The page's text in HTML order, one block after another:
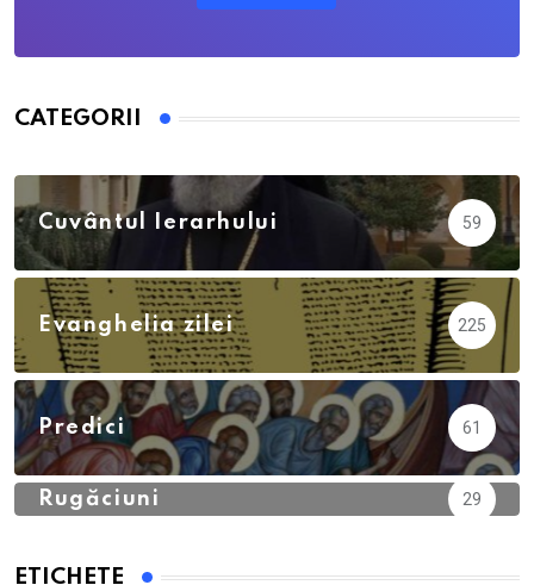
CATEGORII
Cuvântul Ierarhului 59
Evanghelia zilei 225
Predici 61
Rugăciuni 29
ETICHETE